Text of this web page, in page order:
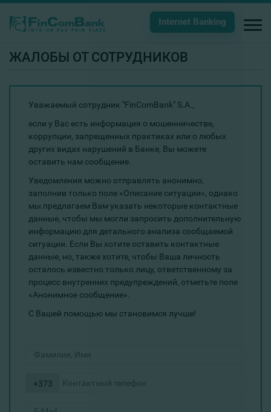
Internet Banking
ЖАЛОБЫ ОТ СОТРУДНИКОВ
Уважаемый сотрудник "FinComBank" S.A.,
если у Вас есть информация о мошенничестве,
коррупции, запрещенных практиках или о любых
других видах нарушений в Банке, Вы можете
оставить нам сообщение.
Уведомления можно отправлять анонимно,
заполнив только поле «Описание ситуации», однако
мы предлагаем Вам указать некоторые контактные
данные, чтобы мы могли запросить дополнительную
информацию для детального анализа сообщаемой
ситуации. Если Вы хотите оставить контактные
данные, но, также хотите, чтобы Ваша личность
осталось известно только лицу, ответственному за
процесс внутренних предупреждений, отметьте поле
«Анонимное сообщение».
С Вашей помощью мы становимся лучше!
+373